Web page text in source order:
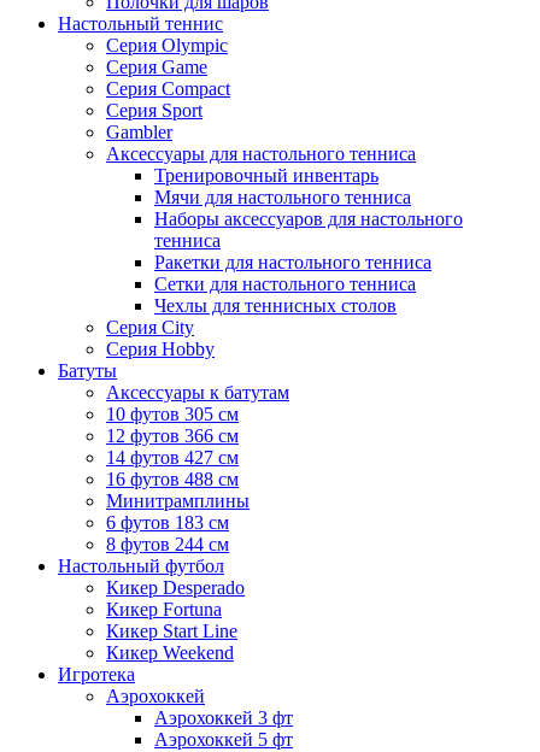
Настольный теннис
Серия Olympic
Серия Game
Серия Compact
Серия Sport
Gambler
Аксессуары для настольного тенниса
Тренировочный инвентарь
Мячи для настольного тенниса
Наборы аксессуаров для настольного
тенниса
Ракетки для настольного тенниса
Сетки для настольного тенниса
Чехлы для теннисных столов
Серия City
Серия Hobby
Батуты
Аксессуары к батутам
10 футов 305 см
12 футов 366 см
14 футов 427 см
16 футов 488 см
Минитрамплины
6 футов 183 см
8 футов 244 см
Настольный футбол
Кикер Desperado
Кикер Fortuna
Кикер Start Line
Кикер Weekend
Игротека
Аэрохоккей
Аэрохоккей 3 фт
Аэрохоккей 5 фт